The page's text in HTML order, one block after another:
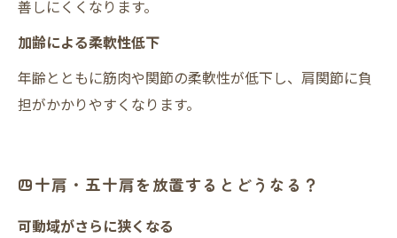
善しにくくなります。
加齢による柔軟性低下
年齢とともに筋肉や関節の柔軟性が低下し、肩関節に負
担がかかりやすくなります。
四十肩・五十肩を放置するとどうなる？
可動域がさらに狭くなる